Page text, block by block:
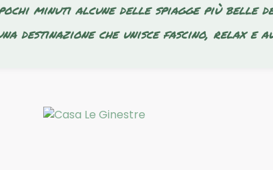
minuti alcune delle spiagge più belle
destinazione che unisce fascino, relax e